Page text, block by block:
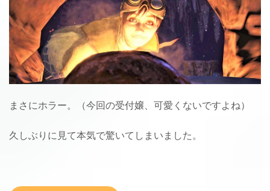
まさにホラー。（今回の受付嬢、可愛くないですよね）
久しぶりに見て本気で驚いてしまいました。